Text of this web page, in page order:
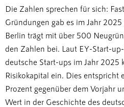
gesammelt haben.
Die Zahlen sprechen für sich:
Gründungen gab es im Jahr
Berlin trägt mit über 500
den Zahlen bei. Laut EY-Start-
deutsche Start-ups im Jahr 2025
Risikokapital ein. Dies entspricht
Prozent gegenüber dem Vorjahr
Wert in der Geschichte des